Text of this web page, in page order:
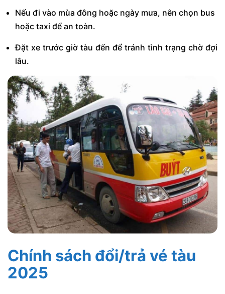
Nếu đi vào mùa đông hoặc ngày mưa, nên chọn bus
hoặc taxi để an toàn.
Đặt xe trước giờ tàu đến để tránh tình trạng chờ đợi
lâu.
Chính sách đổi/trả vé tàu
2025